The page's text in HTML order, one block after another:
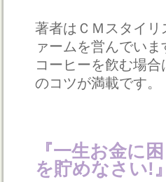
著者はＣＭスタイ
ァームを営んでい
コーヒーを飮む場
のコツが満載です。
『一生お金に
を貯めなさい!』